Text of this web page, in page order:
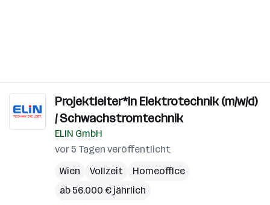
Projektleiter*in Elektrotechnik (m/w/d)
/ Schwachstromtechnik
ELIN GmbH
vor 5 Tagen veröffentlicht
Wien
Vollzeit
Homeoffice
ab 56.000 € jährlich